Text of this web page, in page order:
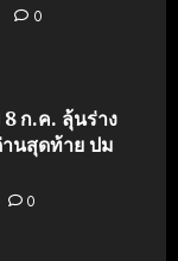
0
ก.ค. ลุ้นร่าง
นสุดท้าย ปม
0